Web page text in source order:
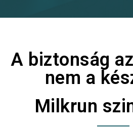
A biztonság
nem a
Milkrun